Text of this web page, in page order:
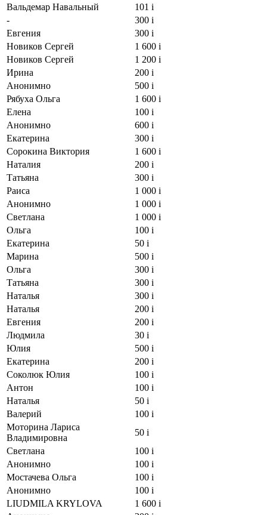
Вальдемар Навальный
101 i
-
300 i
Евгения
300 i
Новиков Сергей
1 600 i
Новиков Сергей
1 200 i
Ирина
200 i
Анонимно
500 i
Рябуха Ольга
1 600 i
Елена
100 i
Анонимно
600 i
Екатерина
300 i
Сорокина Виктория
1 600 i
Наталия
200 i
Татьяна
300 i
Раиса
1 000 i
Анонимно
1 000 i
Светлана
1 000 i
Ольга
100 i
Екатерина
50 i
Марина
500 i
Ольга
300 i
Татьяна
300 i
Наталья
300 i
Наталья
200 i
Евгения
200 i
Людмила
30 i
Юлия
500 i
Екатерина
200 i
Соколюк Юлия
100 i
Антон
100 i
Наталья
50 i
Валерий
100 i
Моторина Лариса
Владимировна
50 i
Светлана
100 i
Анонимно
100 i
Мостачева Ольга
100 i
Анонимно
100 i
LIUDMILA KRYLOVA
1 600 i